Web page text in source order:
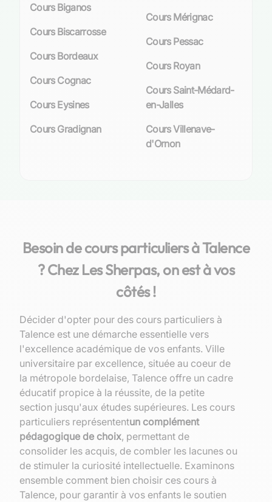
Cours Biganos
Cours Biscarrosse
Cours Bordeaux
Cours Cognac
Cours Eysines
Cours Gradignan
Cours Mérignac
Cours Pessac
Cours Royan
Cours Saint-Médard-
en-Jalles
Cours Villenave-
d'Ornon
Besoin de cours particuliers à Talence
? Chez Les Sherpas, on est à vos
côtés !
Décider d'opter pour des cours particuliers à
Talence est une démarche essentielle vers
l'excellence académique de vos enfants. Ville
universitaire par excellence, située au coeur de
la métropole bordelaise, Talence offre un cadre
éducatif propice à la réussite, de la petite
section jusqu'aux études supérieures. Les cours
particuliers représententun complément
pédagogique de choix, permettant de
consolider les acquis, de combler les lacunes ou
de stimuler la curiosité intellectuelle. Examinons
ensemble comment bien choisir ces cours à
Talence, pour garantir à vos enfants le soutien